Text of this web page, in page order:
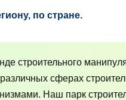
по стране.
строительного
сферах
Наш парк